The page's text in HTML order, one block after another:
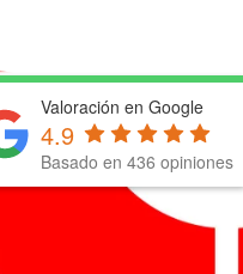
Valoración en Google
4.9
Basado en 436 opiniones